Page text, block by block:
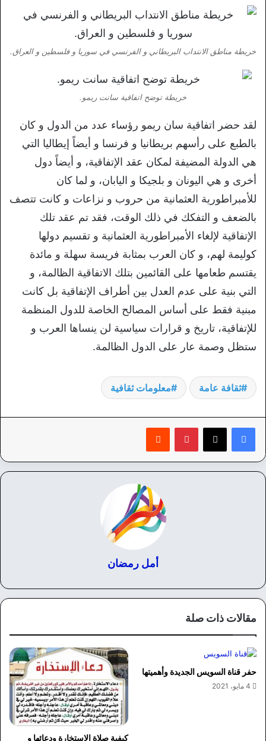
خريطة مناطق الانتداب البريطاني و الفرنسي في سوريا و فلسطين و العراق.
خريطة توضح اتفاقية سانت ريمو.
لقد حضر اتفاقية سان ريمو رؤساء عدد من الدول و كان
بالطبع على رأسهم بريطانيا و فرنسا و أيضاً إيطاليا التي
هي الدولة المضيفة لمكان عقد الإتفاقية، و أيضاً دول
أخرى و هي اليونان و بلجيكا و اليابان، و لما كان
للأمبراطورية العثمانية من حروب و نزاعات و كانت تتصف
بالضعف و التفكك في ذلك الوقت، فقد تم عقد تلك
الإتفاقية لإلغاء الأمبراطورية العثمانية و تقسيم دولها
كوليمة لهم، و كان العرب بمثابة فريسة سهلة و مائدة
يقتسم طعامها على القائمين بتلك الاتفاقية الظالمة، و
التي بنية على عدم العدل بين أطراف الإتفاقية بل كانت
مبنية فقط على أساس المصالح الخاصة للدول المنظمة
للإتفاقية، تاريخ و قرارات سياسية لن ينساها العرب و
ستظل وصمة عار على الدول الظالمة.
ثقافة عامة معلومات ثقافية
بينتيريست
أمل رمضان
مقالات ذات صلة
حفر قناة السويس الجديدة وأهميتها
4 مايو، 2021
كيفية صلاة الاستخارة ودعائها و